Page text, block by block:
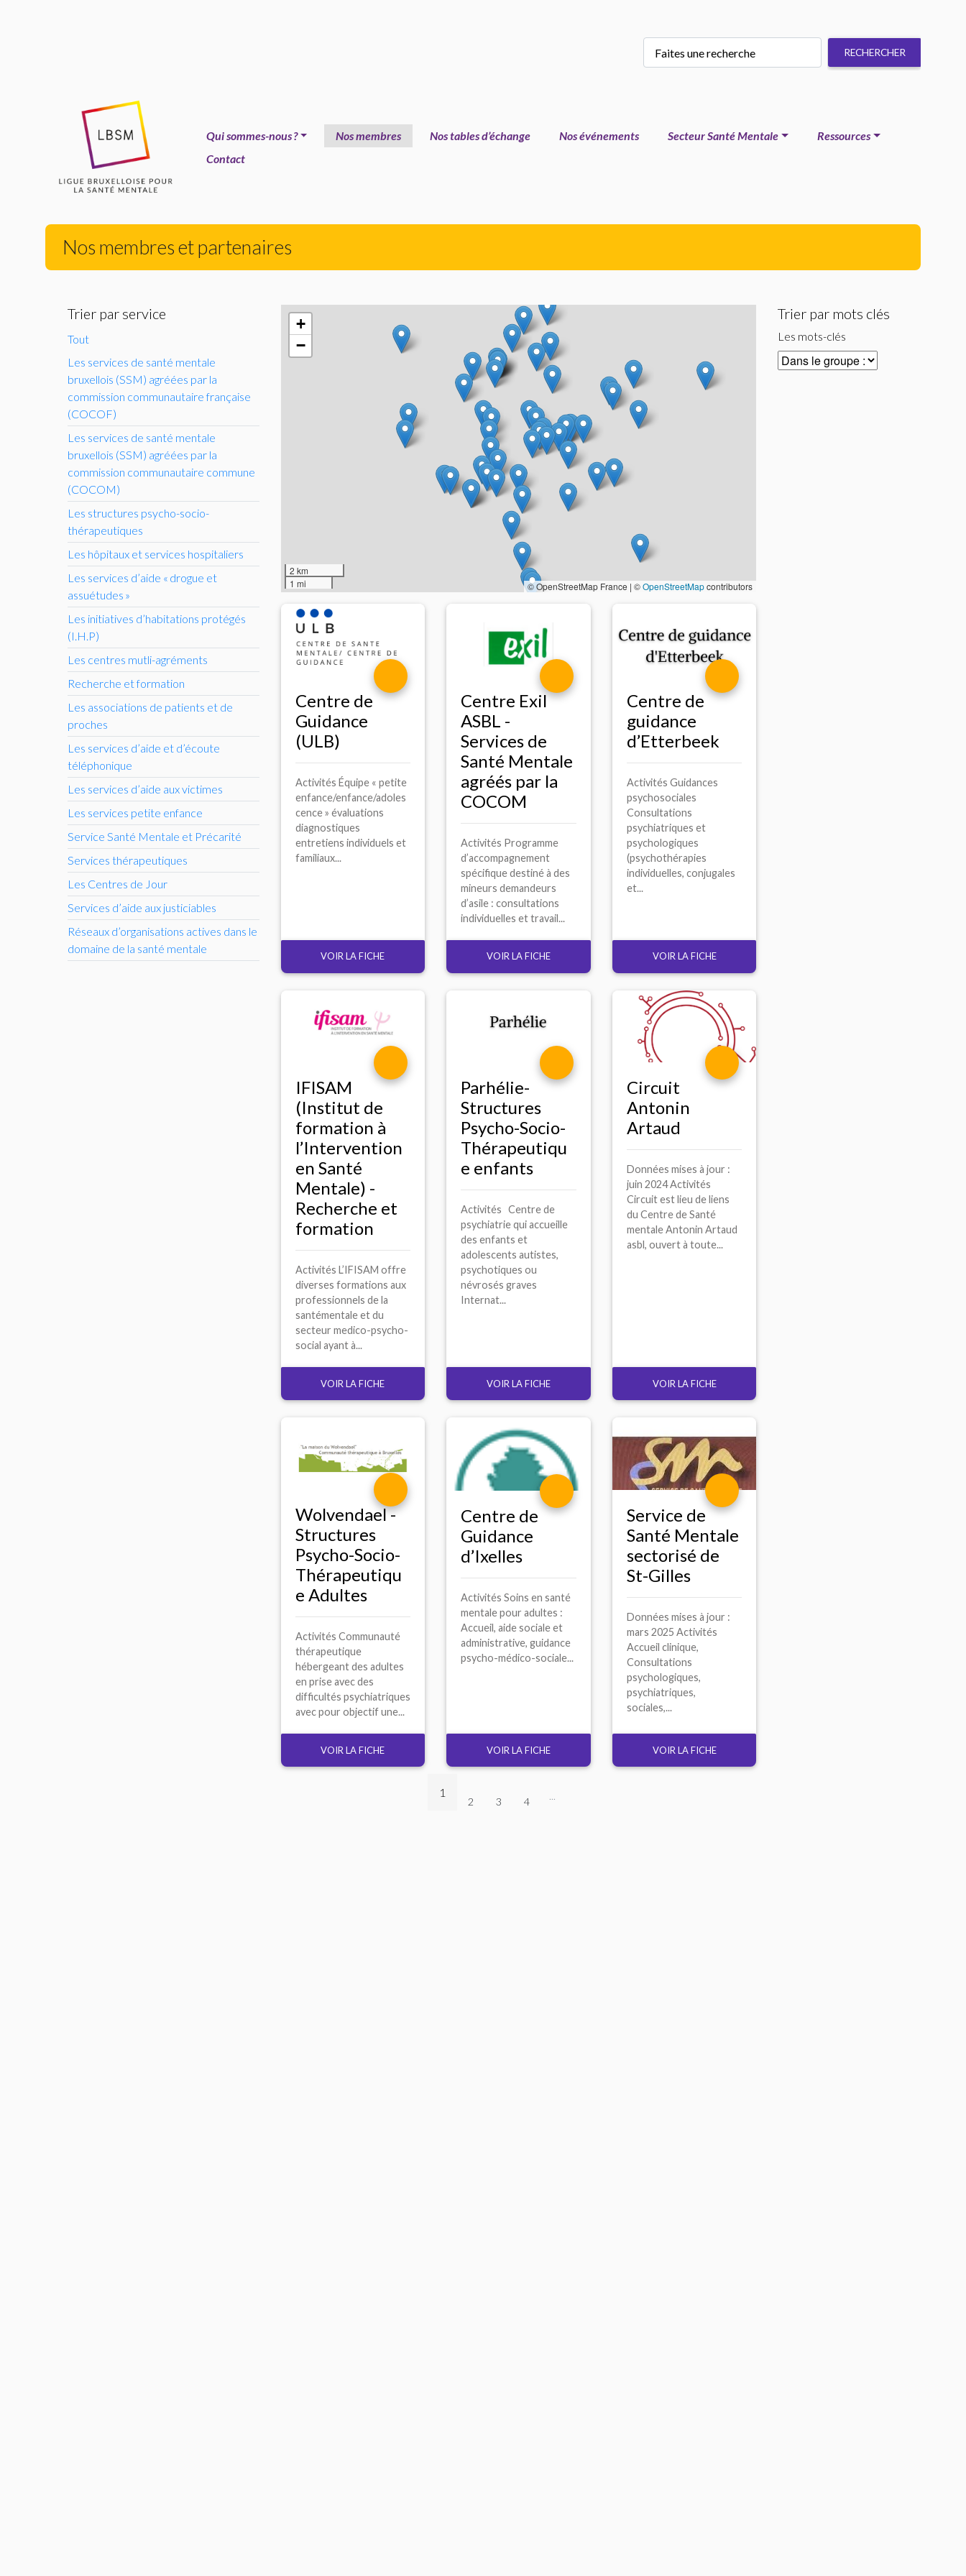
Qui sommes-nous? Nos membres Nos tables d’échange Nos événements Secteur Santé Mentale
Ressources
Contact
Nos membres et partenaires
Trier par service
Tout
Les services de santé mentale
bruxellois (SSM) agréées par la
commission communautaire française
(COCOF)
Les services de santé mentale
bruxellois (SSM) agréées par la
commission communautaire commune
(COCOM)
Les structures psycho-socio-
thérapeutiques
Les hôpitaux et services hospitaliers
Les services d’aide « drogue et
assuétudes »
Les initiatives d’habitations protégés
(I.H. P)
Les centres mutli-agréments
Recherche et formation
Les associations de patients et de
proches
Les services d’aide et d’écoute
téléphonique
Les services d’aide aux victimes
Les services petite enfance
Service Santé Mentale et Précarité
Services thérapeutiques
Les Centres de Jour
Services d’aide aux justiciables
Réseaux d’organisations actives dans le
domaine de la santé mentale
+
−
2 km
1 mi
© OpenStreetMap France | ©OpenStreetMapcontributors
Centre de
Guidance
(ULB)
Activités Équipe « petite
enfance/enfance/adoles
cence » évaluations
diagnostiques
entretiens individuels et
familiaux...
VOIR LA FICHE
Centre Exil
ASBL -
Services de
Santé Mentale
agréés par la
COCOM
Activités Programme
d’accompagnement
spécifique destiné à des
mineurs demandeurs
d’asile : consultations
individuelles et travail...
VOIR LA FICHE
Centre de
guidance
d’Etterbeek
Activités Guidances
psychosociales
Consultations
psychiatriques et
psychologiques
(psychothérapies
individuelles, conjugales
et...
VOIR LA FICHE
IFISAM
(Institut de
formation à
l’Intervention
en Santé
Mentale) -
Recherche et
formation
Activités L’IFISAM offre
diverses formations aux
professionnels de la
santémentale et du
secteur medico-psycho-
social ayant à...
VOIR LA FICHE
Parhélie-
Structures
Psycho-Socio-
Thérapeutiqu
e enfants
Activités Centre de
psychiatrie qui accueille
des enfants et
adolescents autistes,
psychotiques ou
névrosés graves
Internat...
VOIR LA FICHE
Circuit
Antonin
Artaud
Données mises à jour :
juin 2024 Activités
Circuit est lieu de liens
du Centre de Santé
mentale Antonin Artaud
asbl, ouvert à toute...
VOIR LA FICHE
Wolvendael -
Structures
Psycho-Socio-
Thérapeutiqu
e Adultes
Activités Communauté
thérapeutique
hébergeant des adultes
en prise avec des
difficultés psychiatriques
avec pour objectif une...
VOIR LA FICHE
Centre de
Guidance
d’Ixelles
Activités Soins en santé
mentale pour adultes :
Accueil, aide sociale et
administrative, guidance
psycho-médico-sociale...
VOIR LA FICHE
Service de
Santé Mentale
sectorisé de
St-Gilles
Données mises à jour :
mars 2025 Activités
Accueil clinique,
Consultations
psychologiques,
psychiatriques,
sociales,...
VOIR LA FICHE
1
2 3 4
Trier par mots clés
Les mots-clés